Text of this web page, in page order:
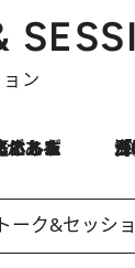
ン
「住宅建てられない
トーク&セッシ